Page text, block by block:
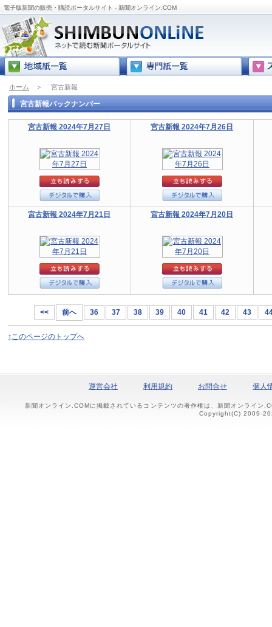
電子版新聞の販売・購読ポータルサイト - 新聞オンライン.COM
ホーム ＞ 宮古新報
宮古新報バックナンバー
宮古新報 2024年7月27日 宮古新報 2024年7月26日
宮古新報 2024年7月21日 宮古新報 2024年7月20日
<< 前へ 36 37 38 39 40 41 42 43
↑このページのトップへ
運営会社 利用規約 お問合せ 個人
新聞オンライン.COMに掲載されているコンテンツの著作権は、新聞オンライン
Copyright(C) 2009-